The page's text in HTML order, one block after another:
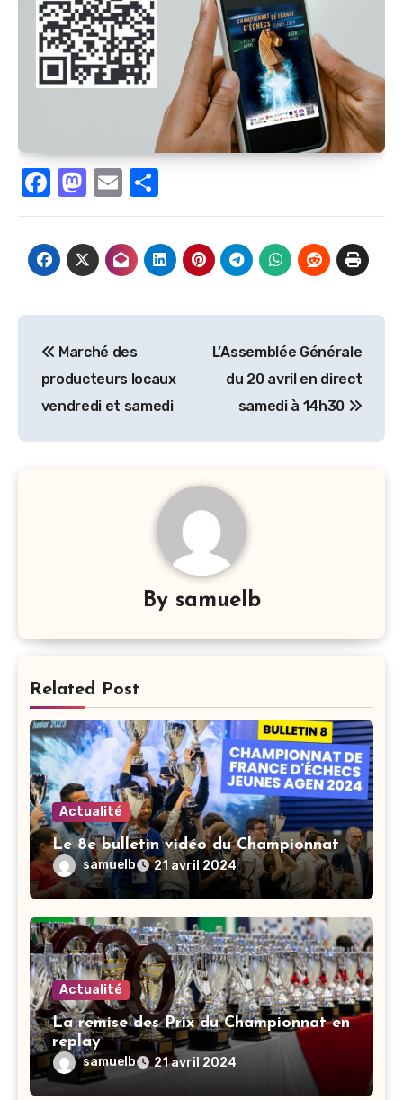
Facebook
Mastodon
Email
de
l’article
Marché des
producteurs locaux
vendredi et samedi
L’Assemblée Générale
du 20 avril en direct
samedi à 14h30
By samuelb
Related Post
Actualité
Le 8e bulletin vidéo du Championnat
samuelb 21 avril 2024
Actualité
La remise des Prix du Championnat en
replay
samuelb 21 avril 2024